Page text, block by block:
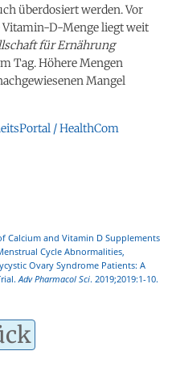
überdosiert werden. Vor
Vitamin-D-Menge liegt weit
für Ernährung
Tag. Höhere Mengen
Mangel
/ HealthCom
Calcium and Vitamin D Supplements
Cycle Abnormalities,
Ovary Syndrome Patients: A
Adv Pharmacol Sci. 2019;2019:1-10.